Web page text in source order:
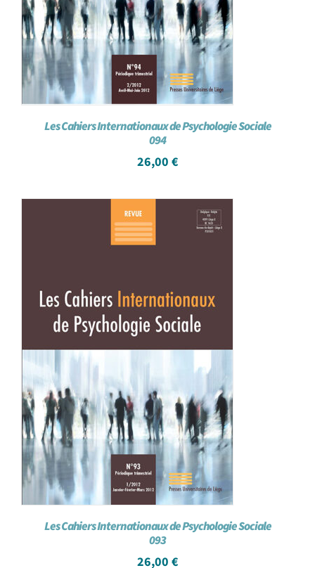
Les Cahiers Internationaux de Psychologie Sociale
094
26,00 €
Les Cahiers Internationaux de Psychologie Sociale
093
26,00 €